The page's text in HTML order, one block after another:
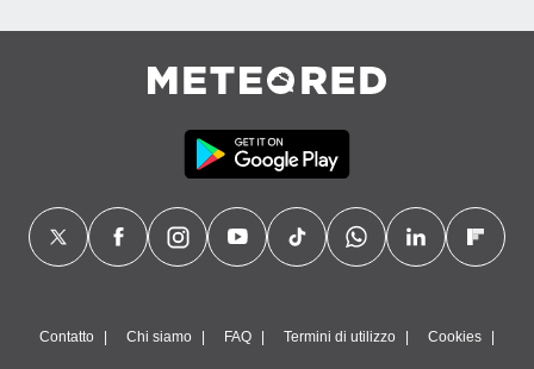
Contatto Chi siamo FAQ Termini di utilizzo Cookies